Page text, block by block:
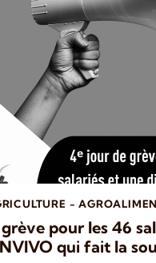
-
pour les 46
qui fait la